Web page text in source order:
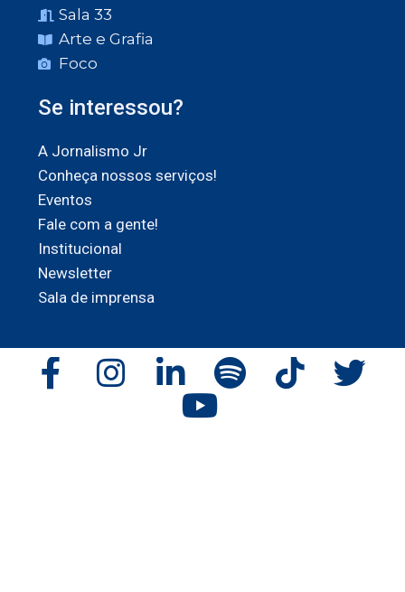
Sala 33
Arte e Grafia
Foco
Se interessou?
A Jornalismo Jr
Conheça nossos serviços!
Eventos
Fale com a gente!
Institucional
Newsletter
Sala de imprensa